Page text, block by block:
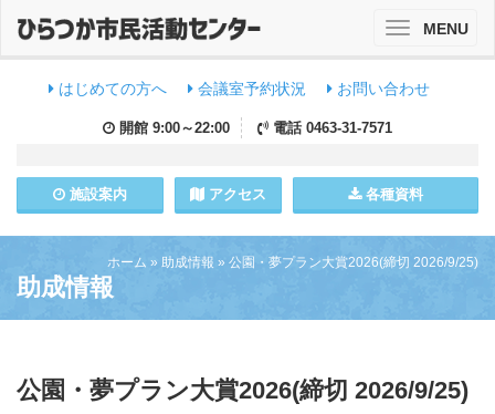
はじめての方へ 会議室予約状況 お問い合わせ
開館 9:00～22:00 電話 0463-31-7571
施設案内 アクセス 各種資料
ToggleMENU
ホーム » 助成情報 » 公園・夢プラン大賞2026(締切 2026/9/25)
助成情報
公園・夢プラン大賞2026(締切 2026/9/25)